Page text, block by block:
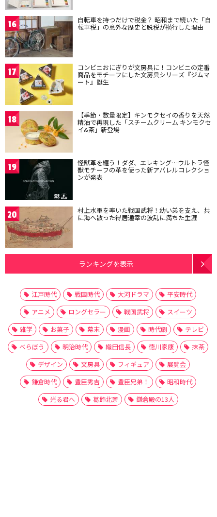
16 自転車を持つだけで税金？ 昭和まで続いた「自
転車税」の意外な歴史と脱税が横行した理由
17 コンビニおにぎりが文房具に！コンビニの定番
商品をモチーフにした文房具シリーズ『ジムマ
ート』誕生
18 【季節・数量限定】キンモクセイの香りを天然
精油で再現した「スチームクリーム キンモクセ
イ&茶」新登場
19 怪獣革を纏う！ダダ、エレキング…ウルトラ怪
獣モチーフの革を使った新アパレルコレクショ
ンが発表
20 村上水軍を率いた戦国武将！幼い弟を支え、共
に海へ散った得居通幸の波乱に満ちた生涯
ランキングを表示
江戸時代 戦国時代 大河ドラマ
平安時代
アニメ
ロングセラー 戦国武将
スイーツ
雑学
お菓子 幕末 漫画 時代劇
テレビ
べらぼう
明治時代 織田信長 徳川家康
抹茶
デザイン
文房具 フィギュア
展覧会
鎌倉時代
豊臣秀吉 豊臣兄弟！
昭和時代
光る君へ
葛飾北斎 鎌倉殿の13人